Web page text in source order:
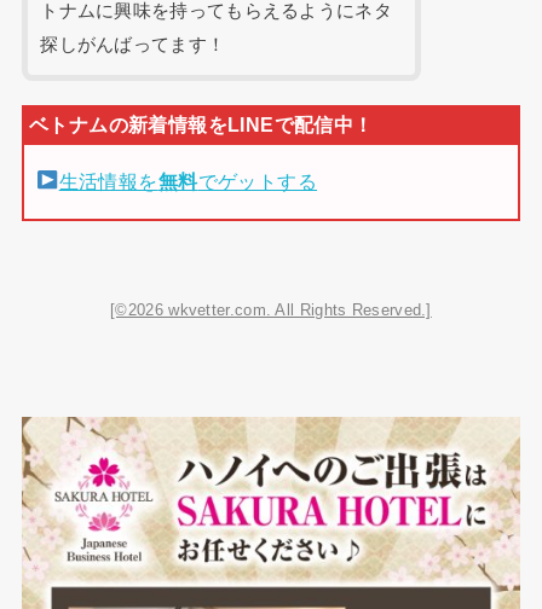
トナムに興味を持ってもらえるようにネタ
探しがんばってます！
生活情報を無料でゲットする
[©2026 wkvetter.com. All Rights Reserved.]